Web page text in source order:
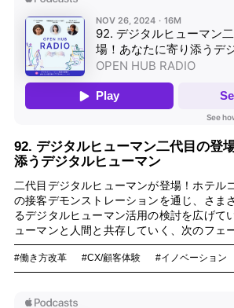
92. デジタルヒューマン二代目の登
添うデジタルヒューマン
二代目デジタルヒューマンが登場！ホテル
の接客デモンストレーションを通じ、さま
るデジタルヒューマン活用の検討を広げて
ューマンと人間と共存していく、次のフェ
す！
#働き方改革 #CX/顧客体験 #イノベーション